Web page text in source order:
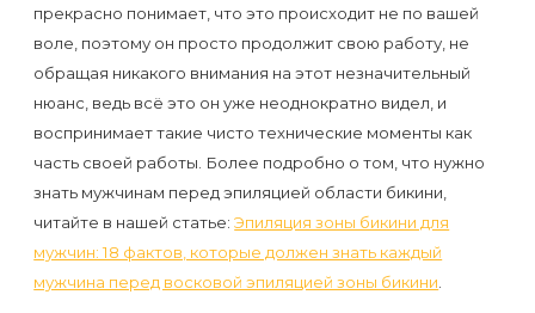
прекрасно понимает, что это происходит не по вашей
воле, поэтому он просто продолжит свою работу, не
обращая никакого внимания на этот незначительный
нюанс, ведь всё это он уже неоднократно видел, и
воспринимает такие чисто технические моменты как
часть своей работы. Более подробно о том, что нужно
знать мужчинам перед эпиляцией области бикини,
читайте в нашей статье:Эпиляция зоны бикини для
мужчин: 18 фактов, которые должен знать каждый
мужчина перед восковой эпиляцией зоны бикини